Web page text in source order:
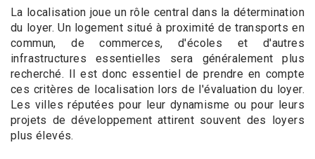
La localisation joue un rôle central dans la détermination
du loyer. Un logement situé à proximité de transports en
commun, de commerces, d'écoles et d'autres
infrastructures essentielles sera généralement plus
recherché. Il est donc essentiel de prendre en compte
ces critères de localisation lors de l'évaluation du loyer.
Les villes réputées pour leur dynamisme ou pour leurs
projets de développement attirent souvent des loyers
plus élevés.